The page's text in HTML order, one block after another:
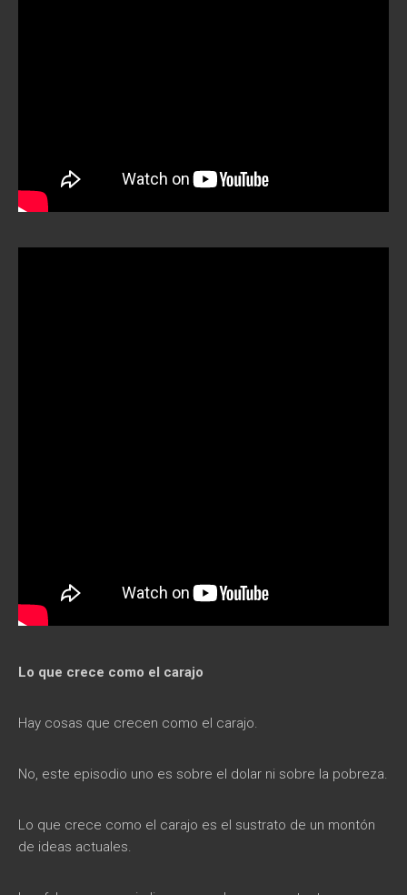
Lo que crece como el carajo
Hay cosas que crecen como el carajo.
No, este episodio uno es sobre el dolar ni sobre la pobreza.
Lo que crece como el carajo es el sustrato de un montón
de ideas actuales.